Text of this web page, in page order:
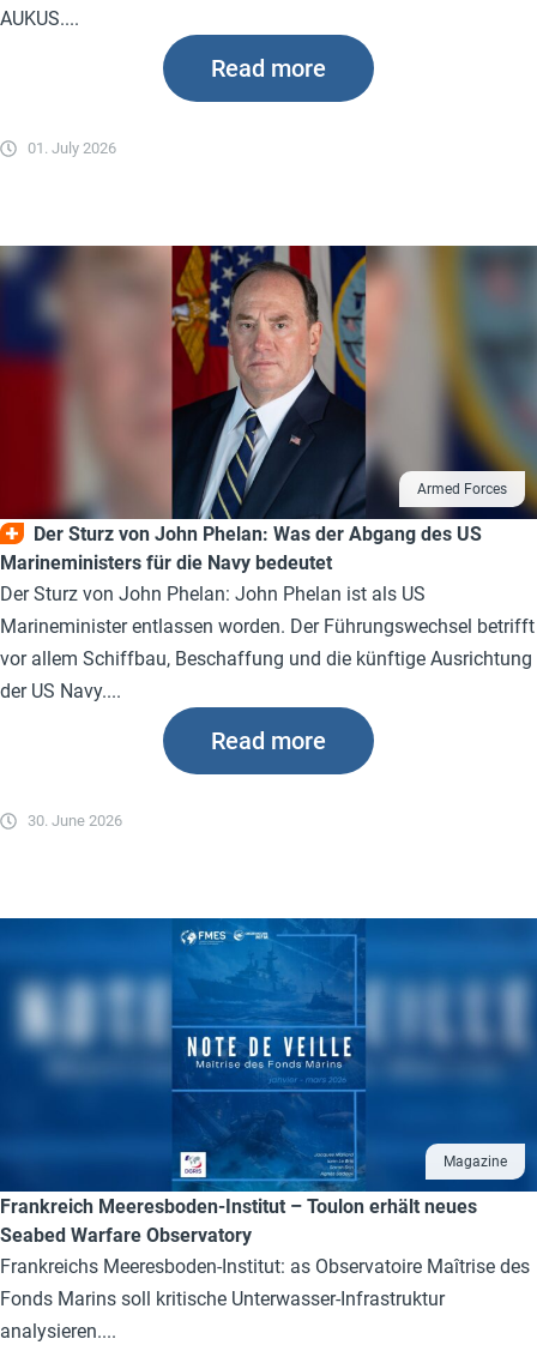
AUKUS....
01. July 2026
Read more
Armed Forces
Der Sturz von John Phelan: Was der Abgang des US
Marineministers für die Navy bedeutet
Der Sturz von John Phelan: John Phelan ist als US
Marineminister entlassen worden. Der Führungswechsel betrifft
vor allem Schiffbau, Beschaffung und die künftige Ausrichtung
der US Navy....
30. June 2026
Read more
Magazine
Frankreich Meeresboden-Institut – Toulon erhält neues
Seabed Warfare Observatory
Frankreichs Meeresboden-Institut: as Observatoire Maîtrise des
Fonds Marins soll kritische Unterwasser-Infrastruktur
analysieren....